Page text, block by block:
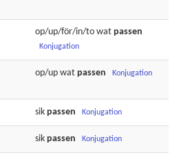
op/up/för/in/to wat passen
Konjugation
op/up wat passen Konjugation
sik passen Konjugation
sik passen Konjugation